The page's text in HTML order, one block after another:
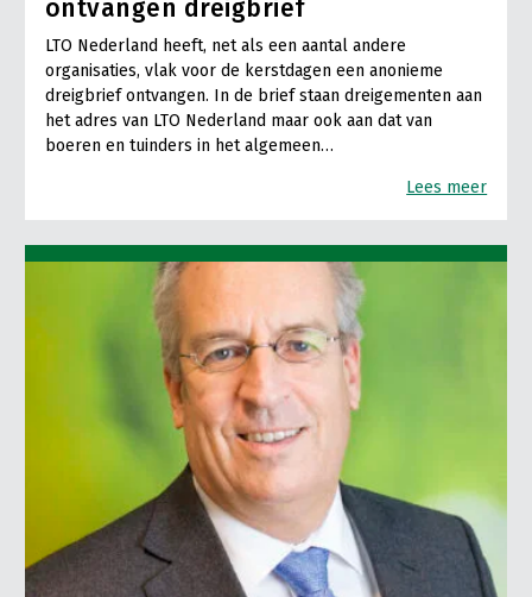
ontvangen dreigbrief
LTO Nederland heeft, net als een aantal andere
organisaties, vlak voor de kerstdagen een anonieme
dreigbrief ontvangen. In de brief staan dreigementen aan
het adres van LTO Nederland maar ook aan dat van
boeren en tuinders in het algemeen…
Lees meer